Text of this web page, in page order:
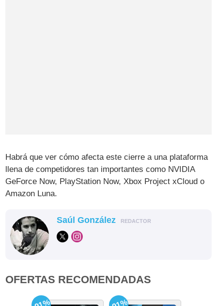
Habrá que ver cómo afecta este cierre a una plataforma
llena de competidores tan importantes como NVIDIA
GeForce Now, PlayStation Now, Xbox Project xCloud o
Amazon Luna.
Saúl González REDACTOR
OFERTAS RECOMENDADAS